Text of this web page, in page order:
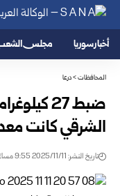
أخبار سوريا مجلس
المحافظات>درعا
ضبط 27
الشرقي كانت
تاريخ النشر: 2025/11/11 9:55 مساءً